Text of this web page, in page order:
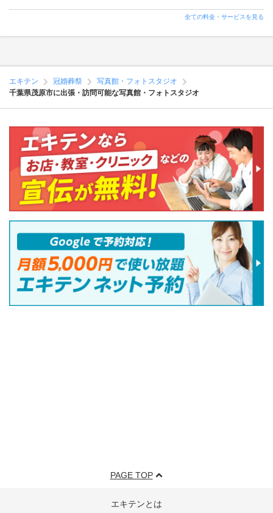
全ての料金・サービスを見る
エキテン 冠婚葬祭
写真館・フォトスタジオ
千葉県茂原市に出張・訪問可能な写真館・フォトスタジオ
PAGE TOP
エキテンとは